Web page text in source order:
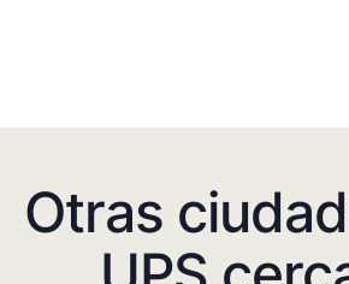
Otras